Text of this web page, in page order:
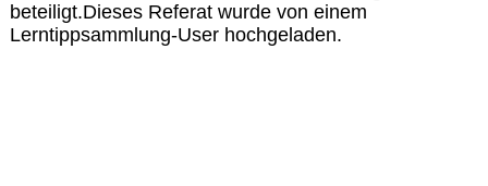
beteiligt.Dieses Referat wurde von einem
Lerntippsammlung-User hochgeladen.